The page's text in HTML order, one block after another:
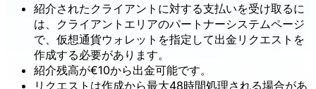
紹介されたクライアントに対する支払いを受け取るに
は、クライアントエリアのパートナーシステムページ
で、仮想通貨ウォレットを指定して出金リクエストを
作成する必要があります。
紹介残高が€10から出金可能です。
リクエストは作成から最大48時間処理される場合があ